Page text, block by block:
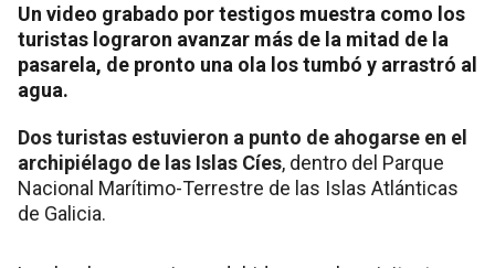
Un video grabado por testigos muestra como los
turistas lograron avanzar más de la mitad de la
pasarela, de pronto una ola los tumbó y arrastró al
agua.
Dos turistas estuvieron a punto de ahogarse en el
archipiélago de las Islas Cíes, dentro del Parque
Nacional Marítimo-Terrestre de las Islas Atlánticas
de Galicia.